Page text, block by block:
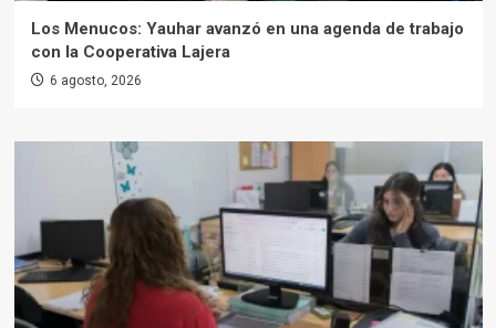
Los Menucos: Yauhar avanzó en una agenda de trabajo
con la Cooperativa Lajera
6 agosto, 2026